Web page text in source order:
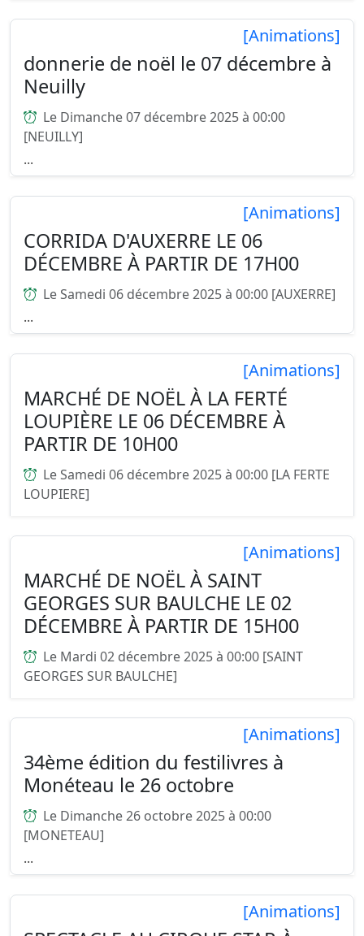
[Animations]
donnerie de noël le 07 décembre à
Neuilly
Le Dimanche 07 décembre 2025 à 00:00
[NEUILLY]
...
[Animations]
CORRIDA D'AUXERRE LE 06
DÉCEMBRE À PARTIR DE 17H00
Le Samedi 06 décembre 2025 à 00:00 [AUXERRE]
...
[Animations]
MARCHÉ DE NOËL À LA FERTÉ
LOUPIÈRE LE 06 DÉCEMBRE À
PARTIR DE 10H00
Le Samedi 06 décembre 2025 à 00:00 [LA FERTE
LOUPIERE]
[Animations]
MARCHÉ DE NOËL À SAINT
GEORGES SUR BAULCHE LE 02
DÉCEMBRE À PARTIR DE 15H00
Le Mardi 02 décembre 2025 à 00:00 [SAINT
GEORGES SUR BAULCHE]
[Animations]
34ème édition du festilivres à
Monéteau le 26 octobre
Le Dimanche 26 octobre 2025 à 00:00
[MONETEAU]
...
[Animations]